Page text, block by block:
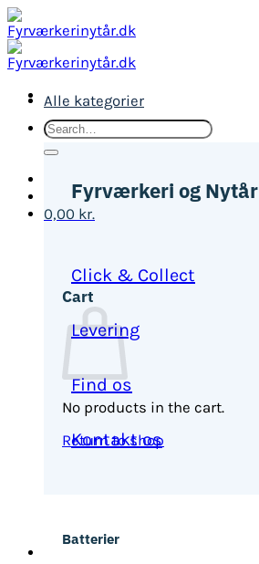
Fortsæt
til
indhold
Search
for:
0,00 kr.
Cart
No products in the cart.
Return to shop
Alle kategorier
Fyrværkeri og Nytår
Click & Collect
Levering
Find os
Kontakt os
Batterier